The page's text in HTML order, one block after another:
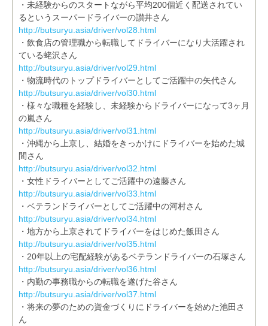
・未経験からのスタートながら平均200個近く配送されてい
るというスーパードライバーの讃井さん
http://butsuryu.asia/driver/vol28.html
・飲食店の管理職から転職してドライバーになり大活躍され
ている蛯沢さん
http://butsuryu.asia/driver/vol29.html
・物流時代のトップドライバーとしてご活躍中の矢代さん
http://butsuryu.asia/driver/vol30.html
・様々な職種を経験し、未経験からドライバーになって3ヶ月
の嵐さん
http://butsuryu.asia/driver/vol31.html
・沖縄から上京し、結婚をきっかけにドライバーを始めた城
間さん
http://butsuryu.asia/driver/vol32.html
・女性ドライバーとしてご活躍中の遠藤さん
http://butsuryu.asia/driver/vol33.html
・ベテランドライバーとしてご活躍中の河村さん
http://butsuryu.asia/driver/vol34.html
・地方から上京されてドライバーをはじめた飯田さん
http://butsuryu.asia/driver/vol35.html
・20年以上の宅配経験があるベテランドライバーの石塚さん
http://butsuryu.asia/driver/vol36.html
・内勤の事務職からの転職を遂げた谷さん
http://butsuryu.asia/driver/vol37.html
・将来の夢のための資金づくりにドライバーを始めた池田さ
ん